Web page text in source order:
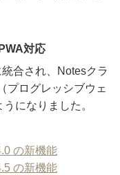
対応
合され、Notesクラ
プログレッシブウェ
になりました。
の新機能
の新機能